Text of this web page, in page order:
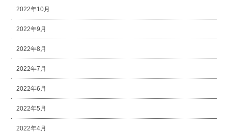
2022年10月
2022年9月
2022年8月
2022年7月
2022年6月
2022年5月
2022年4月